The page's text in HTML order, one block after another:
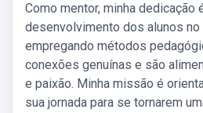
Como mentor, minha dedicação
desenvolvimento dos alunos
empregando métodos
conexões genuínas e são
e paixão. Minha missão é
sua jornada para se tornarem